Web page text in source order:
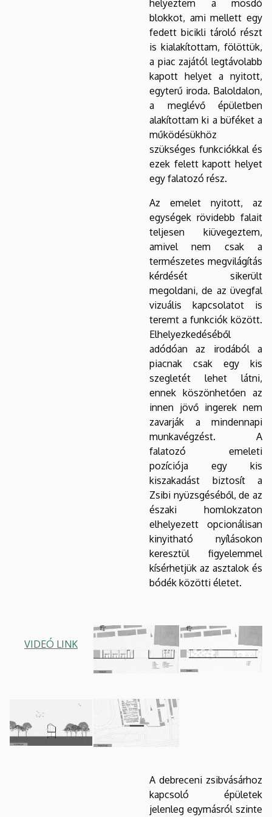
helyeztem a mosdó
blokkot, ami mellett egy
fedett bicikli tároló részt
is kialakítottam, fölöttük,
a piac zajától legtávolabb
kapott helyet a nyitott,
egyterű iroda. Baloldalon,
a meglévő épületben
alakítottam ki a büféket a
működésükhöz
szükséges funkciókkal és
ezek felett kapott helyet
egy falatozó rész.
Az emelet nyitott, az
egységek rövidebb falait
teljesen kiüvegeztem,
amivel nem csak a
természetes megvilágítás
kérdését sikerült
megoldani, de az üvegfal
vizuális kapcsolatot is
teremt a funkciók között.
Elhelyezkedéséből
adódóan az irodából a
piacnak csak egy kis
szegletét lehet látni,
ennek köszönhetően az
innen jövő ingerek nem
zavarják a mindennapi
munkavégzést. A
falatozó emeleti
pozíciója egy kis
kiszakadást biztosít a
Zsibi nyüzsgéséből, de az
északi homlokzaton
elhelyezett opcionálisan
kinyitható nyílásokon
keresztül figyelemmel
kísérhetjük az asztalok és
bódék közötti életet.
VIDEÓ LINK
A debreceni zsibvásárhoz
kapcsoló épületek
jelenleg egymásról szinte